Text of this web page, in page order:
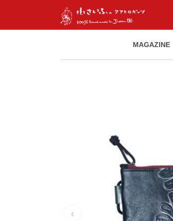
MAGAZINE
‹